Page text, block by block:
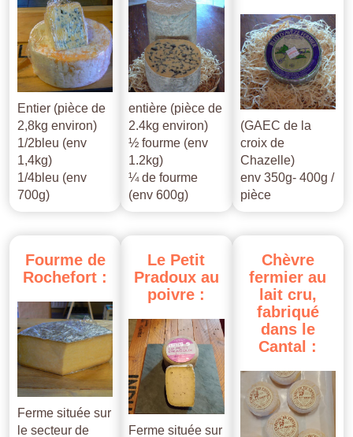
Entier (pièce de
2,8kg environ)
1/2bleu (env
1,4kg)
1/4bleu (env
700g)
entière (pièce de
2.4kg environ)
½ fourme (env
1.2kg)
¼ de fourme
(env 600g)
(GAEC de la
croix de
Chazelle)
env 350g- 400g /
pièce
Fourme de
Rochefort :
Ferme située sur
le secteur de
Le Petit
Pradoux au
poivre :
Ferme située sur
Chèvre
fermier au
lait cru,
fabriqué
dans le
Cantal :